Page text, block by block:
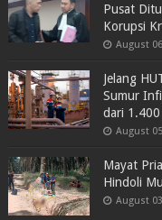
Pusat
Korupsi
August
Jelang
Sumur
dari 1.400
August
Mayat
Hindoli
August